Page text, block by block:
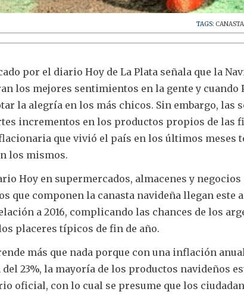
TAGS: CANASTA
por el diario Hoy de La Plata señala que la
los mejores sentimientos en la gente y cuando
la alegría en los más chicos. Sin embargo, las
incrementos en los productos propios de las
que vivió el país en los últimos meses
los mismos.
Hoy en supermercados, almacenes y negocios
que componen la canasta navideña llegan este
a 2016, complicando las chances de los
placeres típicos de fin de año.
más que nada porque con una inflación
23%, la mayoría de los productos navideños
oficial, con lo cual se presume que los